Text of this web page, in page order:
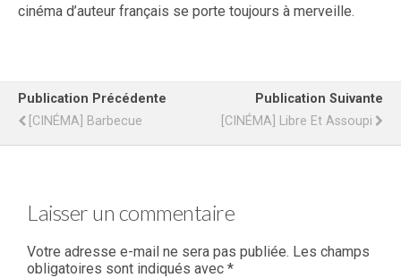
cinéma d’auteur français se porte toujours à merveille.
Publication Précédente
[CINÉMA] Barbecue
Publication Suivante
[CINÉMA] Libre Et Assoupi
Laisser un commentaire
Votre adresse e-mail ne sera pas publiée. Les champs
obligatoires sont indiqués avec *